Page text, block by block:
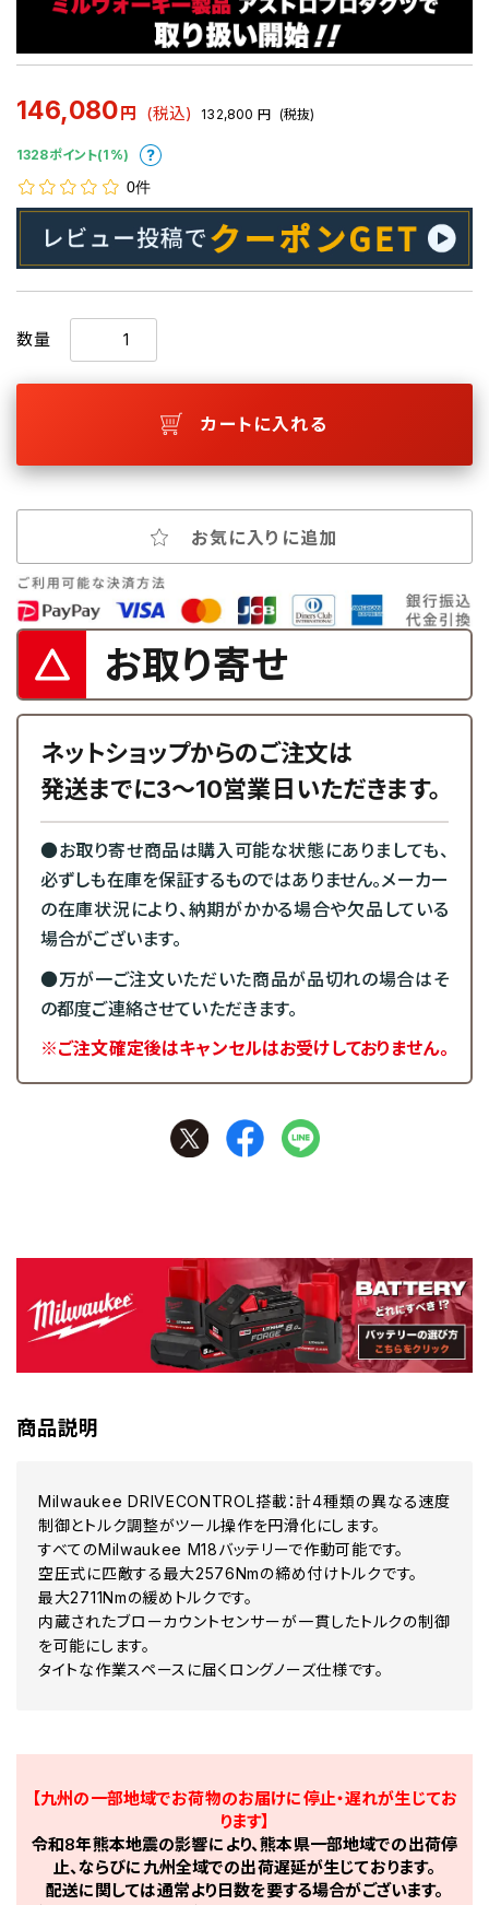
146,080 円 (税込) 132,800 円 (税抜)
1328ポイント(1%)
0件
数量
カートに入れる
お気に入りに追加
お取り寄せ
ネットショップからのご注文は
発送までに3～10営業日いただきます。
●お取り寄せ商品は購入可能な状態にありましても、
必ずしも在庫を保証するものではありません。メーカー
の在庫状況により、納期がかかる場合や欠品している
場合がございます。
●万が一ご注文いただいた商品が品切れの場合はそ
の都度ご連絡させていただきます。
※ご注文確定後はキャンセルはお受けしておりません。
商品説明
Milwaukee DRIVECONTROL搭載：計4種類の異なる速度
制御とトルク調整がツール操作を円滑化にします。
すべてのMilwaukee M18バッテリーで作動可能です。
空圧式に匹敵する最大2576Nmの締め付けトルクです。
最大2711Nmの緩めトルクです。
内蔵されたブローカウントセンサーが一貫したトルクの制御
を可能にします。
タイトな作業スペースに届くロングノーズ仕様です。
【九州の一部地域でお荷物のお届けに停止・遅れが生じてお
ります】
令和8年熊本地震の影響により、熊本県一部地域での出荷停
止、ならびに九州全域での出荷遅延が生じております。
配送に関しては通常より日数を要する場合がございます。